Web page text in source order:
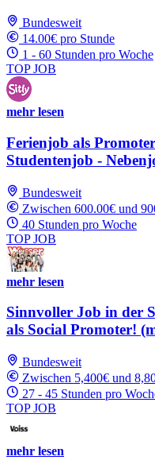
Bundesweit
14.00€ pro Stunde
1 - 60 Stunden pro Woche
TOP JOB
mehr lesen
Ferienjob als
Studentenjob -
Bundesweit
Zwischen 600.00€ und
40 Stunden pro Woche
TOP JOB
mehr lesen
Sinnvoller Job in der
als Social Promoter!
Bundesweit
Zwischen 5,400€ und
27 - 45 Stunden pro
TOP JOB
mehr lesen